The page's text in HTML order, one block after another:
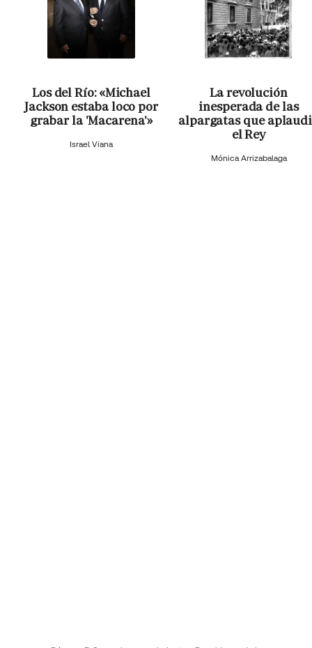
Los del Río: «Michael
Jackson estaba loco por
grabar la 'Macarena'»
Israel Viana
La revolución
inesperada de las
alpargatas que
el Rey
Mónica Arrizabalaga